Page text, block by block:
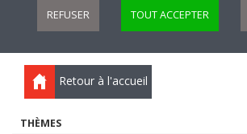
REFUSER TOUT ACCEPTER
Retour à l'accueil
THÈMES